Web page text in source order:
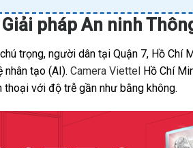
pháp An ninh
trọng, người dân tại Quận 7, Hồ Chí
nhân tạo (AI). Camera Viettel Hồ Chí
thoại với độ trễ gần như bằng không.